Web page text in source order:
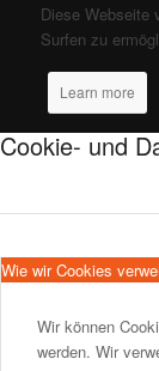
Diese Webseite
Surfen zu
Learn more
Cookie- und
Wie wir Cookies
Wir können
werden. Wir